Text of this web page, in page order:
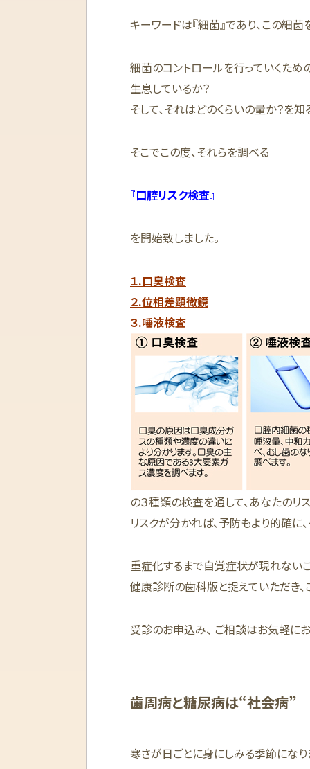
キーワードは『細菌』であり、この細
細菌のコントロールを行っていくた
生息しているか？
そして、それはどのくらいの量か？を知
そこでこの度、それらを調べる
『口腔リスク検査』
を開始致しました。
１.口臭検査
２.位相差顕微鏡
３.唾液検査
の３種類の検査を通して、あなたのリ
リスクが分かれば、予防もより的確に
重症化するまで自覚症状が現れない
健康診断の歯科版と捉えていただき、
受診のお申込み、 ご相談はお気軽に
歯周病と糖尿病は“社会病”
寒さが日ごとに身にしみる季節になり